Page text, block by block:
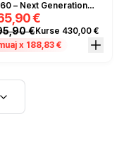
– Next Generation
6x Gigabit Ethernet,
IPS/IDS, VPN
Rackmount
€
€Kurse 430,00 €
x 188,83 €